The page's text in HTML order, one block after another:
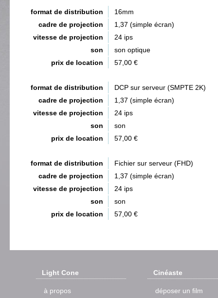
format de distribution
16mm
cadre de projection
1,37 (simple écran)
vitesse de projection
24 ips
son
son optique
prix de location
57,00 €
format de distribution
DCP sur serveur (SMPTE 2K)
cadre de projection
1,37 (simple écran)
vitesse de projection
24 ips
son
son
prix de location
57,00 €
format de distribution
Fichier sur serveur (FHD)
cadre de projection
1,37 (simple écran)
vitesse de projection
24 ips
son
son
prix de location
57,00 €
Light Cone
à propos
Cinéaste
déposer un film